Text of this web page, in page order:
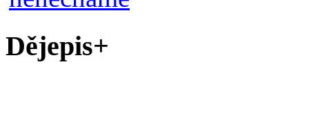
Dějepis+